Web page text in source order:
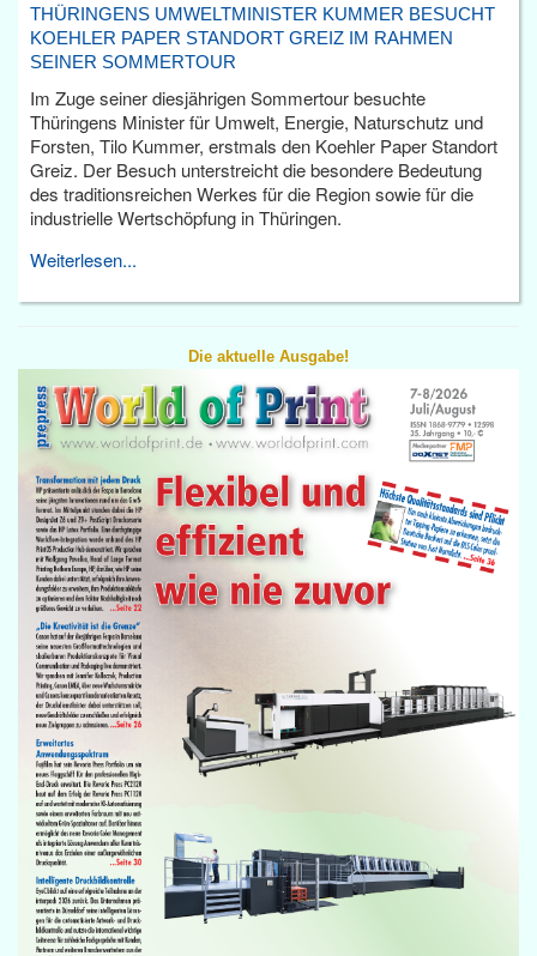
THÜRINGENS UMWELTMINISTER KUMMER BESUCHT
KOEHLER PAPER STANDORT GREIZ IM RAHMEN
SEINER SOMMERTOUR
Im Zuge seiner diesjährigen Sommertour besuchte
Thüringens Minister für Umwelt, Energie, Naturschutz und
Forsten, Tilo Kummer, erstmals den Koehler Paper Standort
Greiz. Der Besuch unterstreicht die besondere Bedeutung
des traditionsreichen Werkes für die Region sowie für die
industrielle Wertschöpfung in Thüringen.
Weiterlesen...
Die aktuelle Ausgabe!